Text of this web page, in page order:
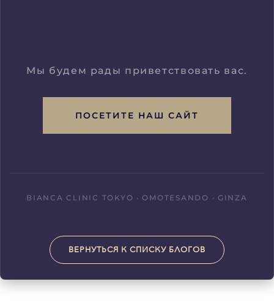
Мы будем рады приветствовать вас.
ПОСЕТИТЕ НАШ САЙТ
BIANCA CLINIC TOKYO · OMOTESANDO · GINZA
ВЕРНУТЬСЯ К СПИСКУ БЛОГОВ